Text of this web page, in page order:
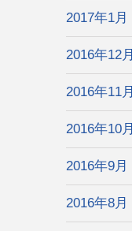
2017年1月
2016年12月
2016年11月
2016年10月
2016年9月
2016年8月